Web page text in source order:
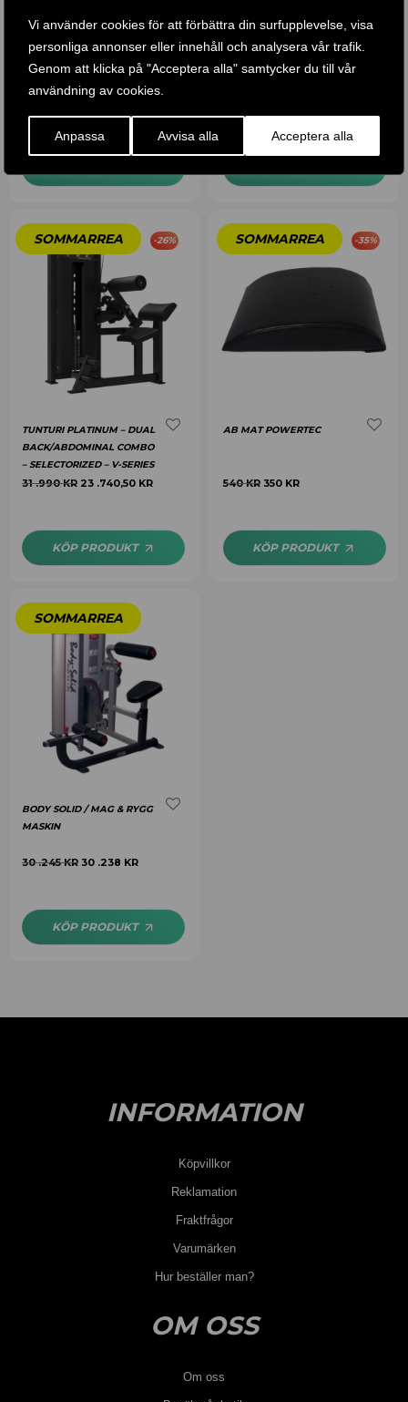
Vi använder cookies för att förbättra din surfupplevelse, visa
personliga annonser eller innehåll och analysera vår trafik.
Genom att klicka på "Acceptera alla" samtycker du till vår
användning av cookies.
Anpassa Avvisa alla Acceptera alla
MULTI GYM / 4 – STATION
BODY SOLID D-GYM
TUNTURI PLATINUM – DUAL
ASSISTED CHIN UP/DIP –
-26%
TUNTURI PLATINUM – DUAL
BACK/ABDOMINAL COMBO
– SELECTORIZED – V-SERIES
31 .990KR 23 .740,50 KR
KÖP PRODUKT
-35%
AB MAT POWERTEC
540KR 350 KR
KÖP PRODUKT
BODY SOLID / MAG & RYGG
MASKIN
30 .245KR 30 .238 KR
KÖP PRODUKT
INFORMATION
Köpvillkor
Reklamation
Fraktfrågor
Varumärken
Hur beställer man?
OM OSS
Om oss